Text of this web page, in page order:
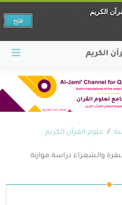
علوم القرآن الكريم
والشعراء دراسة موازنة
الكريم
فتح